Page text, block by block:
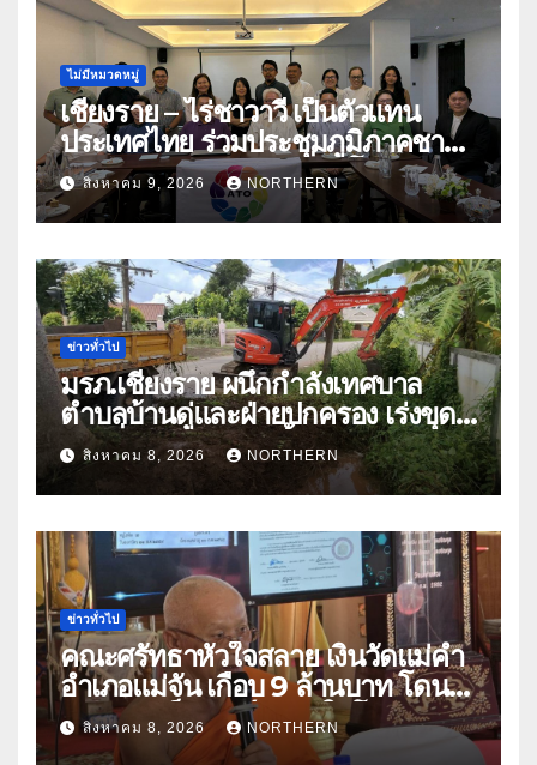
ไม่มีหมวดหมู่
เชียงราย – ไร่ชาวาวี เป็นตัวแทน
ประเทศไทย ร่วมประชุมภูมิภาคชา
อาเซียน ATO 2026 ที่อินโดนีเซีย
หารืออนาคตอุตสาหกรรมชา
ท่ามกลางความท้าทายโลก
สิงหาคม 9, 2026 NORTHERN
ข่าวทั่วไป
มรภ.เชียงราย ผนึกกำลังเทศบาล
ตำบลบ้านดู่และฝ่ายปกครอง เร่งขุด
ลอกสิ่งกีดขวางทางน้ำ ป้องกันและลด
ปัญหาน้ำท่วม
สิงหาคม 8, 2026 NORTHERN
ข่าวทั่วไป
คณะศรัทธาหัวใจสลาย เงินวัดแม่คำ
อำเภอแม่จัน เกือบ 9 ล้านบาท โดน
แก๊งคอลเซ็นเตอร์หลอกให้โอนข้าม
ปีกว่า 66 บัญชี
สิงหาคม 8, 2026 NORTHERN